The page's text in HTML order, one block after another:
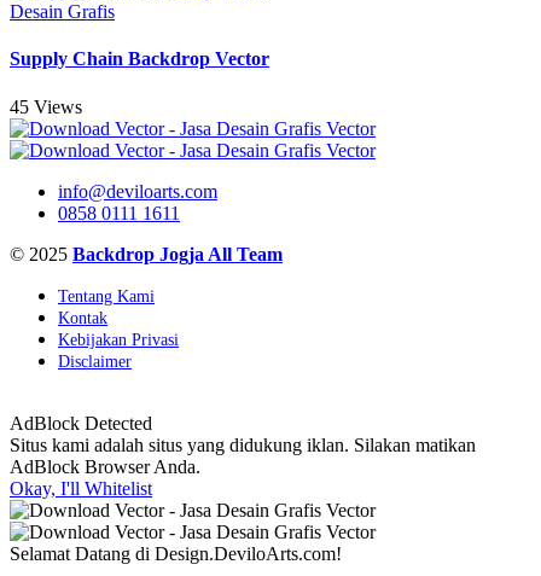
Desain Grafis
Supply Chain Backdrop Vector
45 Views
info@deviloarts.com
0858 0111 1611
© 2025 Backdrop Jogja All Team
Tentang Kami
Kontak
Kebijakan Privasi
Disclaimer
AdBlock Detected
Situs kami adalah situs yang didukung iklan. Silakan matikan
AdBlock Browser Anda.
Okay, I'll Whitelist
Selamat Datang di Design.DeviloArts.com!